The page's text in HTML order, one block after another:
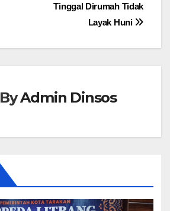
Tinggal Dirumah Tidak
Layak Huni
ByAdmin Dinsos